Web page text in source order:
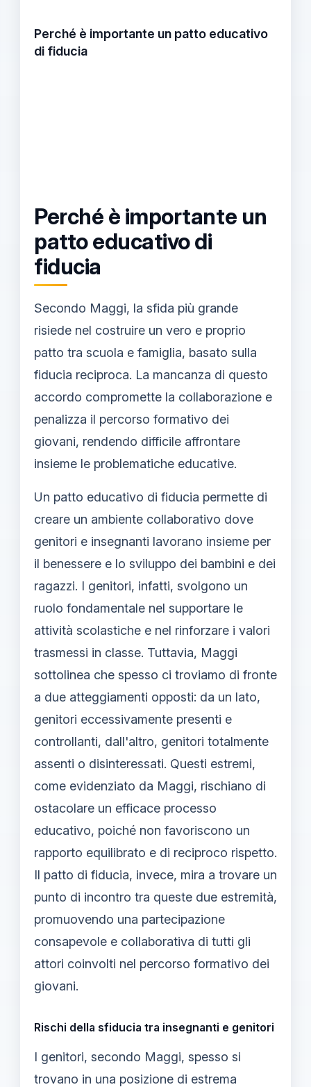
Perché è importante un patto educativo
di fiducia
Perché è importante un
patto educativo di
fiducia
Secondo Maggi, la sfida più grande
risiede nel costruire un vero e proprio
patto tra scuola e famiglia, basato sulla
fiducia reciproca. La mancanza di questo
accordo compromette la collaborazione e
penalizza il percorso formativo dei
giovani, rendendo difficile affrontare
insieme le problematiche educative.
Un patto educativo di fiducia permette di
creare un ambiente collaborativo dove
genitori e insegnanti lavorano insieme per
il benessere e lo sviluppo dei bambini e dei
ragazzi. I genitori, infatti, svolgono un
ruolo fondamentale nel supportare le
attività scolastiche e nel rinforzare i valori
trasmessi in classe. Tuttavia, Maggi
sottolinea che spesso ci troviamo di fronte
a due atteggiamenti opposti: da un lato,
genitori eccessivamente presenti e
controllanti, dall'altro, genitori totalmente
assenti o disinteressati. Questi estremi,
come evidenziato da Maggi, rischiano di
ostacolare un efficace processo
educativo, poiché non favoriscono un
rapporto equilibrato e di reciproco rispetto.
Il patto di fiducia, invece, mira a trovare un
punto di incontro tra queste due estremità,
promuovendo una partecipazione
consapevole e collaborativa di tutti gli
attori coinvolti nel percorso formativo dei
giovani.
Rischi della sfiducia tra insegnanti e genitori
I genitori, secondo Maggi, spesso si
trovano in una posizione di estrema